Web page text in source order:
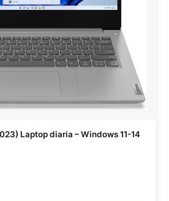
Laptop diaria – Windows 11-14